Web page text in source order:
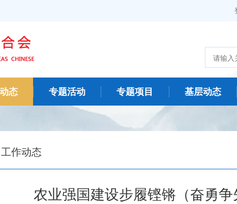
态 专题活动 专题项目 基层动态
工作动态
农业强国建设步履铿锵（奋勇争